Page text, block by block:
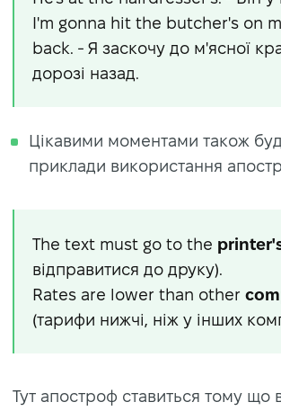
I'm gonna hit the butcher's on
back. - Я заскочу до м'ясної
дорозі назад.
Цікавими моментами також
приклади використання
The text must go to the
відправитися до друку).
Rates are lower than other
(тарифи нижчі, ніж у інших
Тут апостроф ставиться тому що